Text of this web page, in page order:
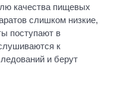
качества пищевых
слишком низкие,
поступают в
к
и берут